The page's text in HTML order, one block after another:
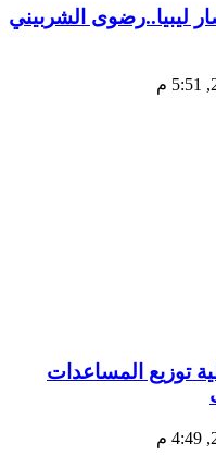
ليبيا..رضوى الشربيني
توزيع المساعدات